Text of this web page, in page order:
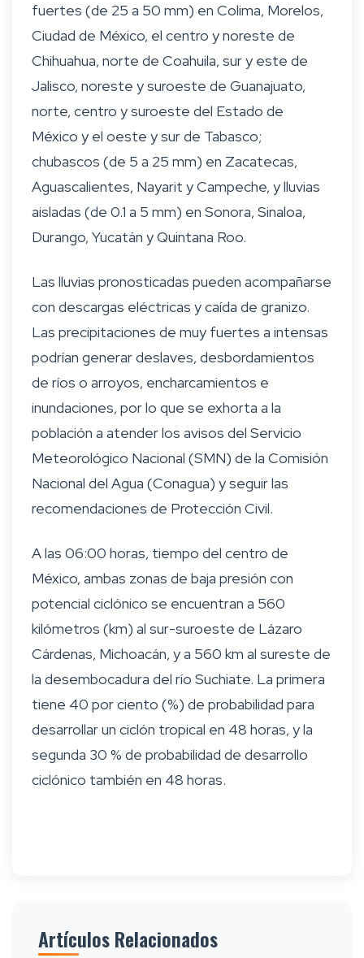
fuertes (de 25 a 50 mm) en Colima, Morelos,
Ciudad de México, el centro y noreste de
Chihuahua, norte de Coahuila, sur y este de
Jalisco, noreste y suroeste de Guanajuato,
norte, centro y suroeste del Estado de
México y el oeste y sur de Tabasco;
chubascos (de 5 a 25 mm) en Zacatecas,
Aguascalientes, Nayarit y Campeche, y lluvias
aisladas (de 0.1 a 5 mm) en Sonora, Sinaloa,
Durango, Yucatán y Quintana Roo.
Las lluvias pronosticadas pueden acompañarse
con descargas eléctricas y caída de granizo.
Las precipitaciones de muy fuertes a intensas
podrían generar deslaves, desbordamientos
de ríos o arroyos, encharcamientos e
inundaciones, por lo que se exhorta a la
población a atender los avisos del Servicio
Meteorológico Nacional (SMN) de la Comisión
Nacional del Agua (Conagua) y seguir las
recomendaciones de Protección Civil.
A las 06:00 horas, tiempo del centro de
México, ambas zonas de baja presión con
potencial ciclónico se encuentran a 560
kilómetros (km) al sur-suroeste de Lázaro
Cárdenas, Michoacán, y a 560 km al sureste de
la desembocadura del río Suchiate. La primera
tiene 40 por ciento (%) de probabilidad para
desarrollar un ciclón tropical en 48 horas, y la
segunda 30 % de probabilidad de desarrollo
ciclónico también en 48 horas.
Artículos Relacionados